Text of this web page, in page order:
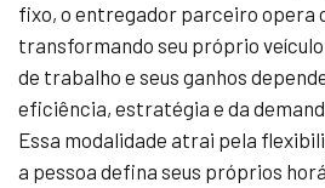
fixo, o entregador parceiro opera
transformando seu próprio
de trabalho e seus ganhos
eficiência, estratégia e da
Essa modalidade atrai pela
a pessoa defina seus próprios